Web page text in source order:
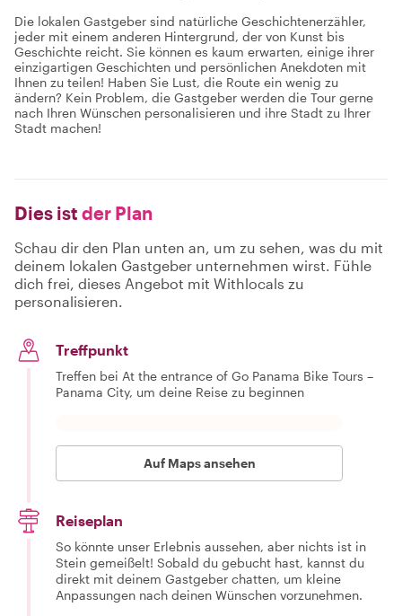
Die lokalen Gastgeber sind natürliche Geschichtenerzähler,
jeder mit einem anderen Hintergrund, der von Kunst bis
Geschichte reicht. Sie können es kaum erwarten, einige ihrer
einzigartigen Geschichten und persönlichen Anekdoten mit
Ihnen zu teilen! Haben Sie Lust, die Route ein wenig zu
ändern? Kein Problem, die Gastgeber werden die Tour gerne
nach Ihren Wünschen personalisieren und ihre Stadt zu Ihrer
Stadt machen!
Dies ist der Plan
Schau dir den Plan unten an, um zu sehen, was du mit
deinem lokalen Gastgeber unternehmen wirst. Fühle
dich frei, dieses Angebot mit Withlocals zu
personalisieren.
Treffpunkt
Treffen bei At the entrance of Go Panama Bike Tours –
Panama City, um deine Reise zu beginnen
Auf Maps ansehen
Reiseplan
So könnte unser Erlebnis aussehen, aber nichts ist in
Stein gemeißelt! Sobald du gebucht hast, kannst du
direkt mit deinem Gastgeber chatten, um kleine
Anpassungen nach deinen Wünschen vorzunehmen.